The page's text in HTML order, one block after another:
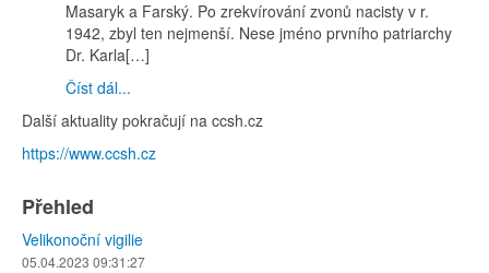
Masaryk a Farský. Po zrekvírování zvonů nacisty v r.
1942, zbyl ten nejmenší. Nese jméno prvního patriarchy
Dr. Karla[…]
Číst dál...
Další aktuality pokračují na ccsh.cz
https://www.ccsh.cz
Přehled
Velikonoční vigilie
05.04.2023 09:31:27